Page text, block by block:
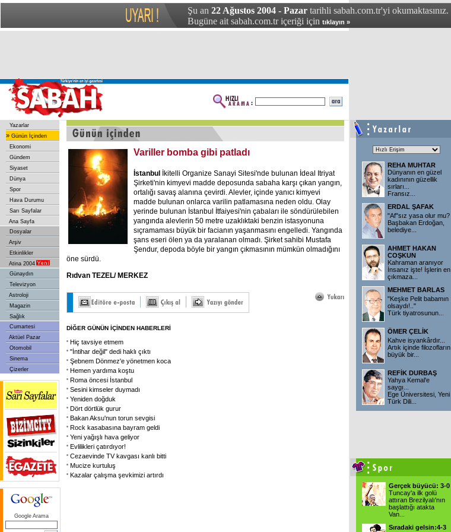
Şu an 22 Ağustos 2004 - Pazar tarihli sabah.com.tr'yi okumaktasınız.
Bugüne ait sabah.com.tr içeriği için tıklayın »
Yazarlar
» Günün İçinden
Ekonomi
Gündem
Siyaset
Dünya
Spor
Hava Durumu
Sarı Sayfalar
Ana Sayfa
Dosyalar
Arşiv
Etkinlikler
Atina 2004
Günaydın
Televizyon
Astroloji
Magazin
Sağlık
Cumartesi
Aktüel Pazar
Otomobil
Sinema
Çizerler
Google Arama
Variller bomba gibi patladı
İstanbul
İkitelli Organize Sanayi Sitesi'nde bulunan İdeal Itriyat
Şirketi'nin kimyevi madde deposunda sabaha karşı çıkan yangın,
ortalığı savaş alanına çevirdi. Alevler, içinde yanıcı kimyevi
madde bulunan onlarca varilin patlamasına neden oldu. Olay
yerinde bulunan İstanbul İtfaiyesi'nin çabaları ile söndürülebilen
yangında alevlerin 50 metre uzaklıktaki benzin istasyonuna
sıçramaması büyük bir facianın yaşanmasını engelledi. Yangında
şans eseri ölen ya da yaralanan olmadı. Şirket sahibi Mustafa
Şendur, depoda böyle bir yangın çıkmasının mümkün olmadığını
öne sürdü.
Rıdvan TEZEL/ MERKEZ
DİĞER GÜNÜN İÇİNDEN HABERLERİ
Hiç tavsiye etmem
"İntihar değil" dedi haklı çıktı
Şebnem Dönmez'e yönetmen koca
Hemen yardıma koştu
Roma öncesi İstanbul
Sesini kimseler duymadı
Yeniden doğduk
Dört dörtlük gurur
Bakan Aksu'nun torun sevgisi
Rock kasabasına bayram geldi
Yeni yağışlı hava geliyor
Evlilikleri çatırdıyor!
Cezaevinde TV kavgası kanlı bitti
Mucize kurtuluş
Kazalar çalışma şevkimizi artırdı
REHA MUHTAR
Dünyanın en güzel
kadınının güzellik
sırları...
Fransız
ERDAL ŞAFAK
"Af"sız yasa olur mu?
Başbakan Erdoğan,
belediye
AHMET HAKAN
COŞKUN
Kahraman aranıyor
İnsanız işte! İşlerin en
çıkmaza
MEHMET BARLAS
"Keşke Pelit babamın
olsaydı!.."
Türk tiyatrosunun
ÖMER ÇELİK
Kahve isyankârdır...
Artık içinde filozofların
büyük bir...
REFİK DURBAŞ
Yahya Kemal'e
saygı...
Ege Üniversitesi, Yeni
Türk Dili
Gerçek büyücü: 3-0
Tuncay'a ilk golü
attıran Brezilyalı'nın
başlattığı atakta
Van
Sıradaki gelsin:4-3